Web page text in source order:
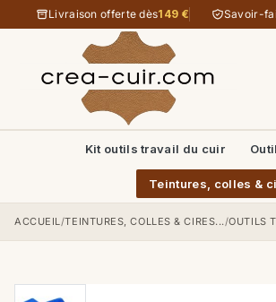
Aller au contenu
Livraison offerte dès149 € Savoir-
Kit outils travail du cuir
Teintures, colles &
ACCUEIL/TEINTURES, COLLES & CIRES.../OUTILS